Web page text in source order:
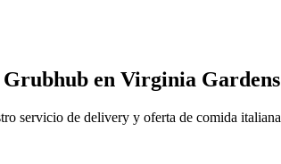
en Virginia Gardens
servicio de delivery y oferta de comida